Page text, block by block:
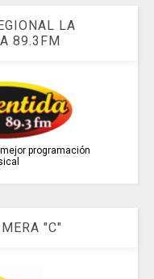
LA
89.3FM
programación
"C"